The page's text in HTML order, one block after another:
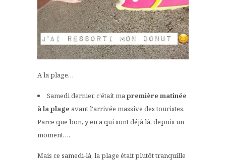
A la plage…
Samedi dernier, c'était mapremière matinée
à la plage avant l'arrivée massive des touristes.
Parce que bon, y en a qui sont déjà là, depuis un
moment….
Mais ce samedi-là, la plage était plutôt tranquille